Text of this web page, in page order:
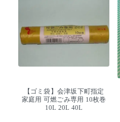
【ゴミ袋】会津坂下町指定
家庭用 可燃ごみ専用 10枚巻
10L 20L 40L